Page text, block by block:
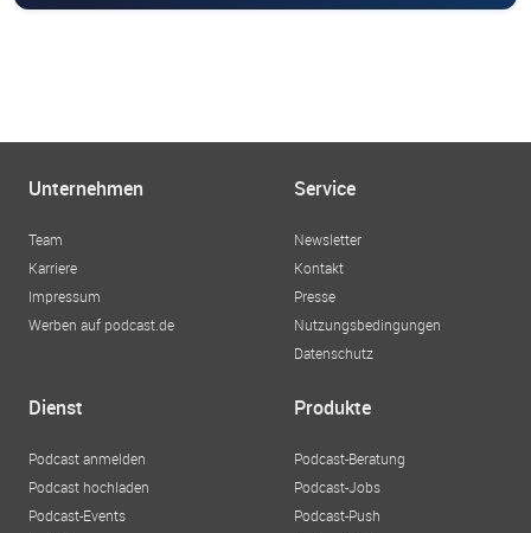
Unternehmen
Team
Karriere
Impressum
Werben auf podcast.de
Service
Newsletter
Kontakt
Presse
Nutzungsbedingungen
Datenschutz
Dienst
Podcast anmelden
Podcast hochladen
Podcast-Events
Produkte
Podcast-Beratung
Podcast-Jobs
Podcast-Push